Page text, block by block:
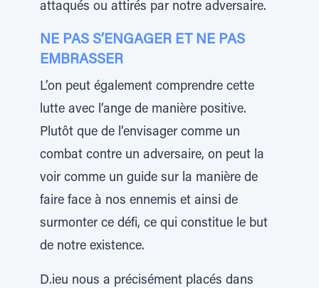
attaqués ou attirés par notre adversaire.
NE PAS S’ENGAGER ET NE PAS
EMBRASSER
L’on peut également comprendre cette
lutte avec l’ange de manière positive.
Plutôt que de l’envisager comme un
combat contre un adversaire, on peut la
voir comme un guide sur la manière de
faire face à nos ennemis et ainsi de
surmonter ce défi, ce qui constitue le but
de notre existence.
D.ieu nous a précisément placés dans